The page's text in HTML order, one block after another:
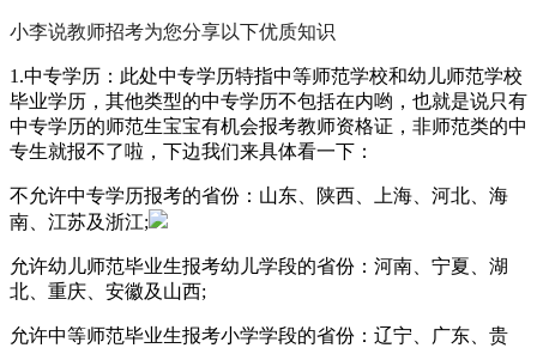
小李说教师招考为您分享以下优质知识
1.中专学历：此处中专学历特指中等师范学校和幼儿师范学校
毕业学历，其他类型的中专学历不包括在内哟，也就是说只有
中专学历的师范生宝宝有机会报考教师资格证，非师范类的中
专生就报不了啦，下边我们来具体看一下：
不允许中专学历报考的省份：山东、陕西、上海、河北、海
南、江苏及浙江;
允许幼儿师范毕业生报考幼儿学段的省份：河南、宁夏、湖
北、重庆、安徽及山西;
允许中等师范毕业生报考小学学段的省份：辽宁、广东、贵